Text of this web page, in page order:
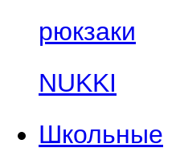
рюкзаки
NUKKI
Школьные